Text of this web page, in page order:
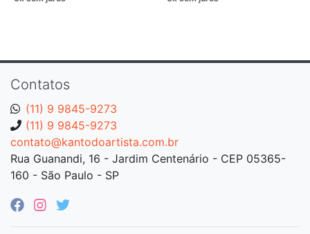
Contatos
(11) 9 9845-9273
(11) 9 9845-9273
contato@kantodoartista.com.br
Rua Guanandi, 16 - Jardim Centenário - CEP 05365-
160 - São Paulo - SP